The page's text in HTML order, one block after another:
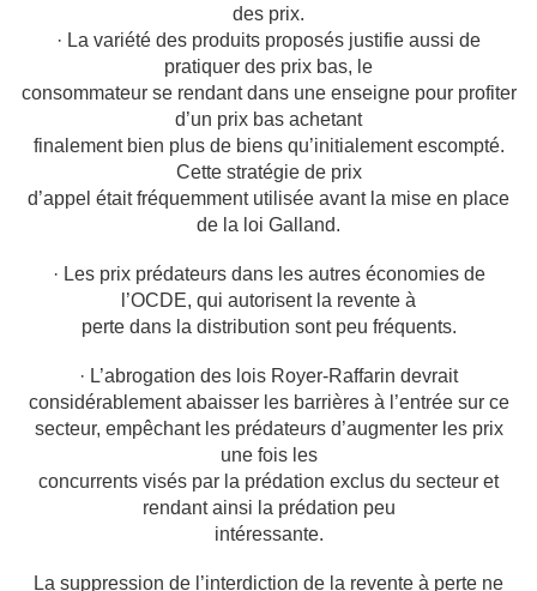
des prix.
· La variété des produits proposés justifie aussi de
pratiquer des prix bas, le
consommateur se rendant dans une enseigne pour profiter
d’un prix bas achetant
finalement bien plus de biens qu’initialement escompté.
Cette stratégie de prix
d’appel était fréquemment utilisée avant la mise en place
de la loi Galland.
· Les prix prédateurs dans les autres économies de
l’OCDE, qui autorisent la revente à
perte dans la distribution sont peu fréquents.
· L’abrogation des lois Royer-Raffarin devrait
considérablement abaisser les barrières à l’entrée sur ce
secteur, empêchant les prédateurs d’augmenter les prix
une fois les
concurrents visés par la prédation exclus du secteur et
rendant ainsi la prédation peu
intéressante.
La suppression de l’interdiction de la revente à perte ne